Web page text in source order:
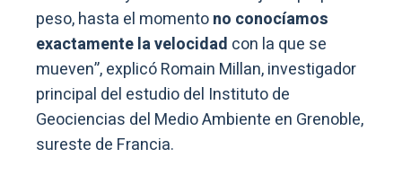
peso, hasta el momentono conocíamos
exactamente la velocidad con la que se
mueven”, explicó Romain Millan, investigador
principal del estudio del Instituto de
Geociencias del Medio Ambiente en Grenoble,
sureste de Francia.